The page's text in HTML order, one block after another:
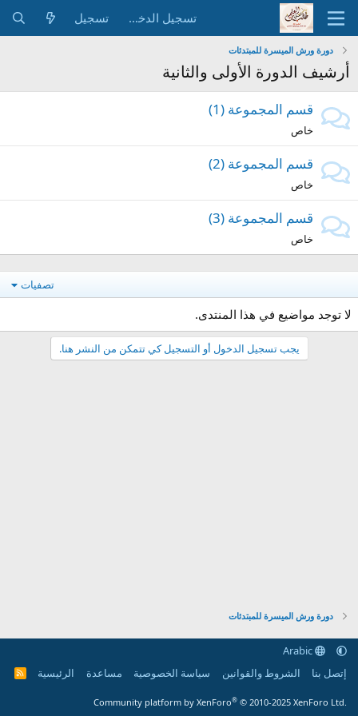
تسجيل الدخول تسجيل
دورة ورش الميسرة للمبتدئات
أرشيف الدورة الأولى والثانية
قسم المجموعة (1)
خاص
قسم المجموعة (2)
خاص
قسم المجموعة (3)
خاص
تصفيات
لا توجد مواضيع في هذا المنتدى.
يجب تسجيل الدخول أو التسجيل كي تتمكن من النشر هنا.
دورة ورش الميسرة للمبتدئات
Arabic
إتصل بنا
الشروط والقوانين سياسة الخصوصية مساعدة الرئيسية
R
Community platform by XenForo® © 2010-2025 XenForo Ltd.